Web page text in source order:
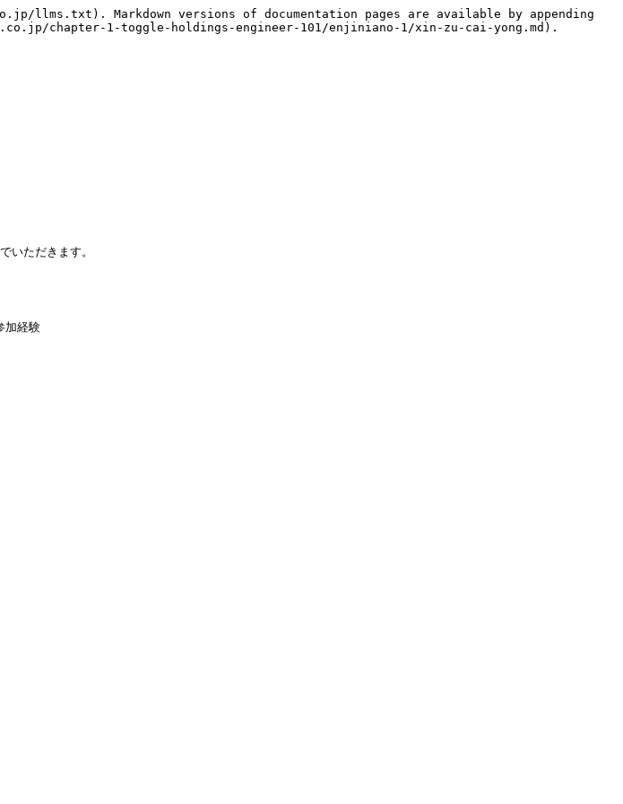
llms.txt). Markdown versions of documentation pages are available by appending
chapter-1-toggle-holdings-engineer-101/enjiniano-1/xin-zu-cai-yong.md).
いただきます。
加経験